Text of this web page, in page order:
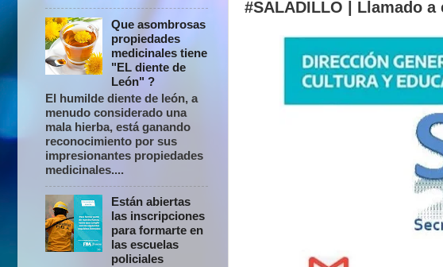
#SALADILLO | Llamado
Que asombrosas
propiedades
medicinales tiene
"EL diente de
León" ?
El humilde diente de león, a
menudo considerado una
mala hierba, está ganando
reconocimiento por sus
impresionantes propiedades
medicinales....
Están abiertas
las inscripciones
para formarte en
las escuelas
policiales